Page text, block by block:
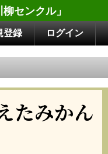
センクル」
登録 ログイン
たみかん